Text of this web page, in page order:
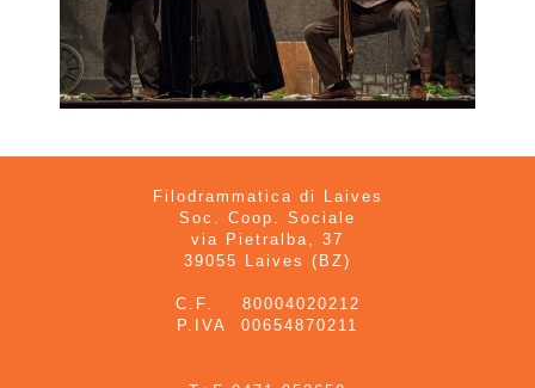
Filodrammatica di Laives
Soc. Coop. Sociale
via Pietralba, 37
39055 Laives (BZ)
C.F. 80004020212
P.IVA 00654870211